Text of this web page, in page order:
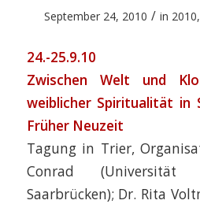
September 24, 2010 / in 2010,
24.-25.9.10
Zwischen Welt und
weiblicher Spiritualität in
Früher Neuzeit
Tagung in Trier,
Conrad (Universität
Saarbrücken); Dr. Rita